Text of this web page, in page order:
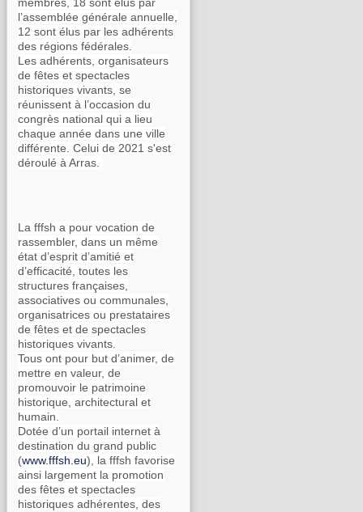
l’assemblée générale annuelle,
12 sont élus par les adhérents
des régions fédérales.
Les adhérents, organisateurs
de fêtes et spectacles
historiques vivants, se
réunissent à l’occasion du
congrès national qui a lieu
chaque année dans une ville
différente. Celui de 2021 s'est
déroulé à Arras.
La fffsh a pour vocation de
rassembler, dans un même
état d’esprit d’amitié et
d’efficacité, toutes les
structures françaises,
associatives ou communales,
organisatrices ou prestataires
de fêtes et de spectacles
historiques vivants.
Tous ont pour but d’animer, de
mettre en valeur, de
promouvoir le patrimoine
historique, architectural et
humain.
Dotée d’un portail internet à
destination du grand public
(www.fffsh.eu), la fffsh favorise
ainsi largement la promotion
des fêtes et spectacles
historiques adhérentes, des